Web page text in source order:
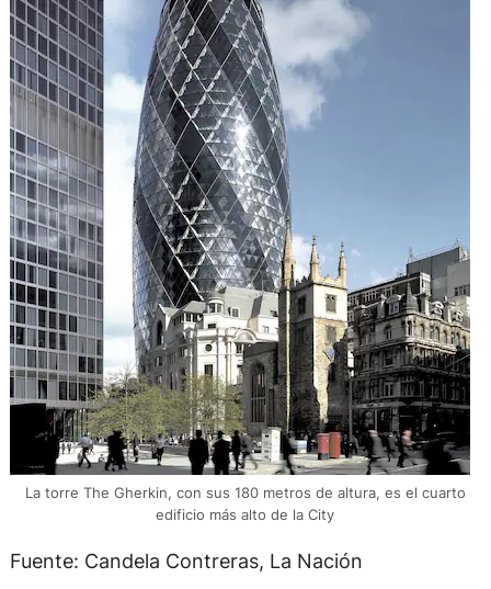
La torre The Gherkin, con sus 180 metros de altura, es el cuarto
edificio más alto de la City
Fuente: Candela Contreras, La Nación